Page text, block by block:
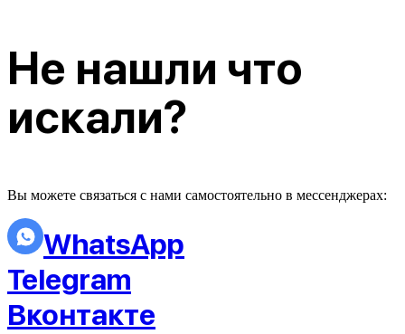
Не нашли что
искали?
Вы можете связаться с нами самостоятельно в мессенджерах:
WhatsApp
Telegram
Вконтакте